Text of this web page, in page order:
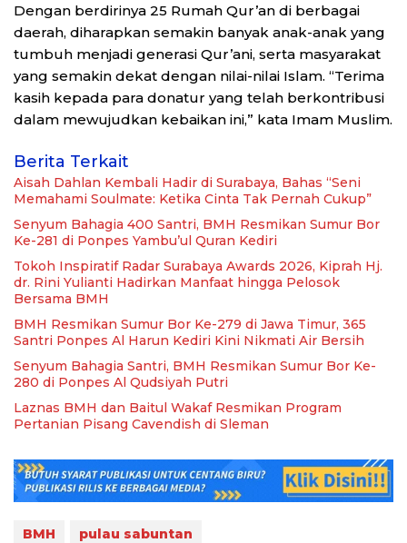
Dengan berdirinya 25 Rumah Qur’an di berbagai
daerah, diharapkan semakin banyak anak-anak yang
tumbuh menjadi generasi Qur’ani, serta masyarakat
yang semakin dekat dengan nilai-nilai Islam. “Terima
kasih kepada para donatur yang telah berkontribusi
dalam mewujudkan kebaikan ini,” kata Imam Muslim.
Berita Terkait
Aisah Dahlan Kembali Hadir di Surabaya, Bahas “Seni
Memahami Soulmate: Ketika Cinta Tak Pernah Cukup”
Senyum Bahagia 400 Santri, BMH Resmikan Sumur Bor
Ke-281 di Ponpes Yambu’ul Quran Kediri
Tokoh Inspiratif Radar Surabaya Awards 2026, Kiprah Hj.
dr. Rini Yulianti Hadirkan Manfaat hingga Pelosok
Bersama BMH
BMH Resmikan Sumur Bor Ke-279 di Jawa Timur, 365
Santri Ponpes Al Harun Kediri Kini Nikmati Air Bersih
Senyum Bahagia Santri, BMH Resmikan Sumur Bor Ke-
280 di Ponpes Al Qudsiyah Putri
Laznas BMH dan Baitul Wakaf Resmikan Program
Pertanian Pisang Cavendish di Sleman
BMH
pulau sabuntan